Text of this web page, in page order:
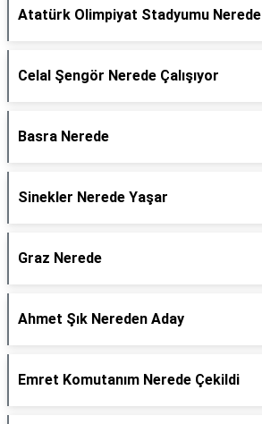
Atatürk Olimpiyat Stadyumu Nerede
Celal Şengör Nerede Çalışıyor
Basra Nerede
Sinekler Nerede Yaşar
Graz Nerede
Ahmet Şık Nereden Aday
Emret Komutanım Nerede Çekildi